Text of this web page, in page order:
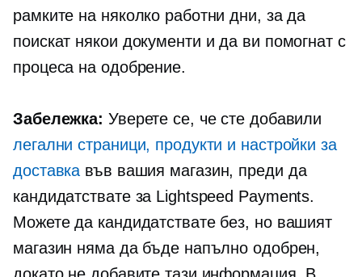
рамките на няколко работни дни, за да
поискат някои документи и да ви помогнат с
процеса на одобрение.
Забележка: Уверете се, че сте добавили
легални страници, продукти и настройки за
доставка във вашия магазин, преди да
кандидатствате за Lightspeed Payments.
Можете да кандидатствате без, но вашият
магазин няма да бъде напълно одобрен,